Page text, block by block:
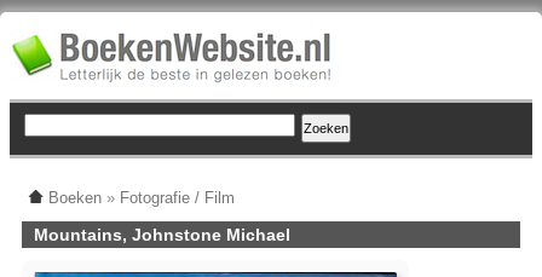
Boeken » Fotografie / Film
Mountains, Johnstone Michael